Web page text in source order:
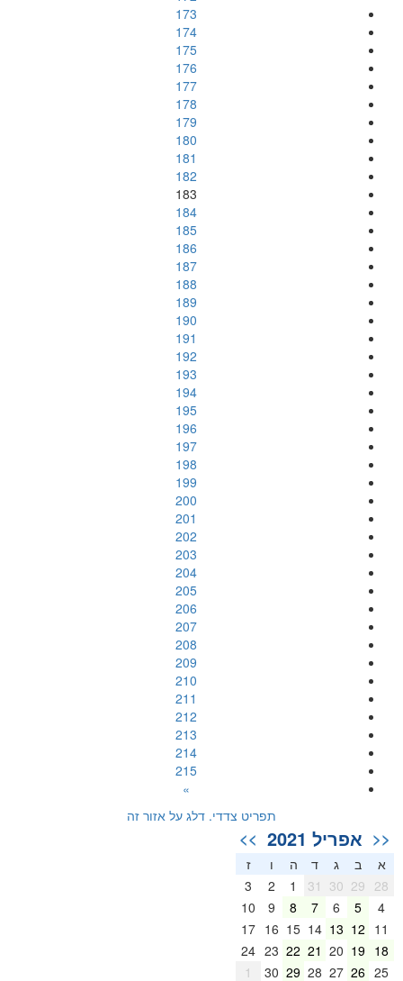
173
174
175
176
177
178
179
180
181
182
183
184
185
186
187
188
189
190
191
192
193
194
195
196
197
198
199
200
201
202
203
204
205
206
207
208
209
210
211
212
213
214
215
»
תפריט צדדי. דלג על אזור זה
<< אפריל 2021 >>
א ב ג ד ה
ז
28
29
30
31
2
3
4
5
6
7
8
9
10
11
12
13
14
15
16
17
18
19
20
21
22
23
24
25
26
27
28
29
30